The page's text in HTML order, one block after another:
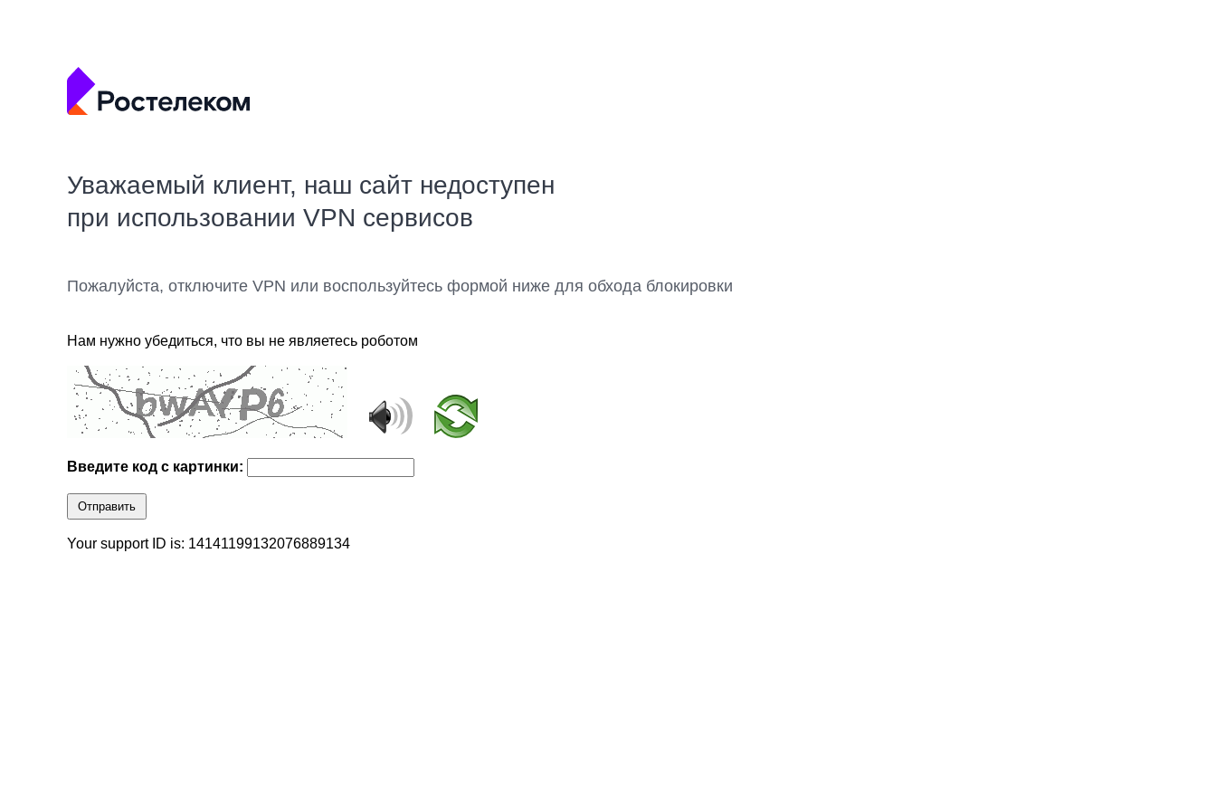
Уважаемый клиент, наш сайт недоступен
при использовании VPN сервисов
Пожалуйста, отключите VPN или воспользуйтесь формой ниже для обхода блокировки
Нам нужно убедиться, что вы не являетесь роботом
Введите код с картинки:
Отправить
Your support ID is: 14141199132076889134